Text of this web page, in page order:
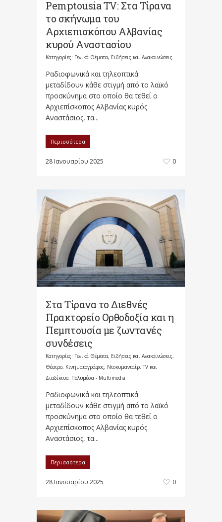
Pemptousia TV: Στα Τίρανα
το σκήνωμα του
Αρχιεπισκόπου Αλβανίας
κυρού Αναστασίου
Κατηγορίες: Γενικά Θέματα, Ειδήσεις και Ανακοινώσεις
Ραδιοφωνικά και τηλεοπτικά
μεταδίδουν κάθε στιγμή από το λαϊκό
προσκύνημα στο οποίο θα τεθεί ο
Αρχιεπίσκοπος Αλβανίας κυρός
Αναστάσιος, τα...
Περισσότερα
28 Ιανουαρίου 2025 0
Στα Τίρανα το Διεθνές
Πρακτορείο Ορθοδοξία και η
Πεμπτουσία με ζωντανές
συνδέσεις
Κατηγορίες: Γενικά Θέματα, Ειδήσεις και Ανακοινώσεις,
Θέατρο, Κινηματογράφος, Ντοκυμανταίρ, TV και
Διαδίκτυο, Πολυμέσα - Multimedia
Ραδιοφωνικά και τηλεοπτικά
μεταδίδουν κάθε στιγμή από το λαϊκό
προσκύνημα στο οποίο θα τεθεί ο
Αρχιεπίσκοπος Αλβανίας κυρός
Αναστάσιος, τα...
Περισσότερα
28 Ιανουαρίου 2025 0